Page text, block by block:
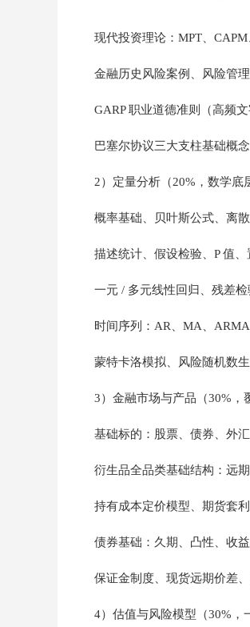
现代投资理论：MPT、
金融历史风险案例、风险管
GARP 职业道德准则（高频文
巴塞尔协议三大支柱基础概
2）定量分析（20%，数学底
概率基础、贝叶斯公式、离
描述统计、假设检验、P 值、
一元 / 多元线性回归、残差
时间序列：AR、MA、
蒙特卡洛模拟、风险随机数
3）金融市场与产品（30%，
基础标的：股票、债券、外
衍生品全品类基础结构：远
持有成本定价模型、期货套
债券基础：久期、凸性、收
保证金制度、现货远期价差
4）估值与风险模型（30%，